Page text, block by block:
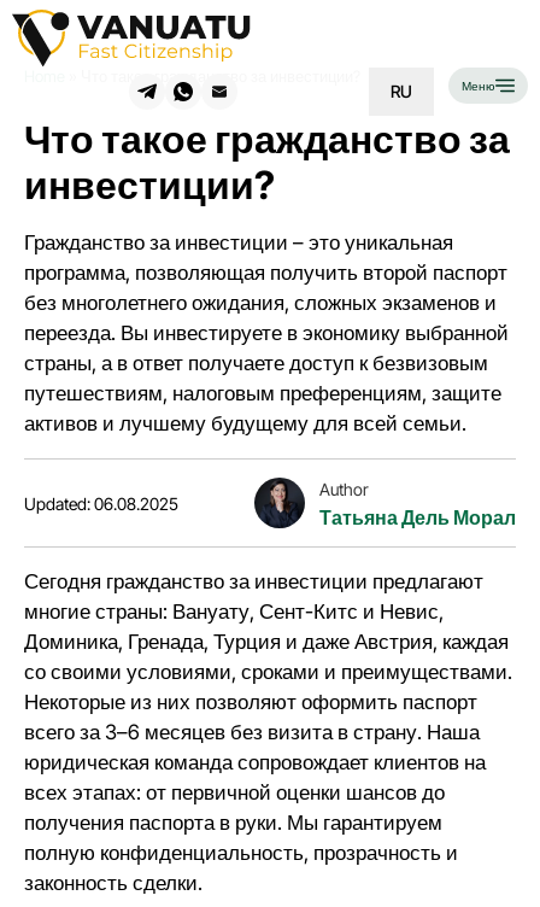
RU Меню
Что такое гражданство за
инвестиции?
Гражданство за инвестиции – это уникальная
программа, позволяющая получить второй паспорт
без многолетнего ожидания, сложных экзаменов и
переезда. Вы инвестируете в экономику выбранной
страны, а в ответ получаете доступ к безвизовым
путешествиям, налоговым преференциям, защите
активов и лучшему будущему для всей семьи.
Updated: 06.08.2025
Author
Татьяна Дель Морал
Сегодня гражданство за инвестиции предлагают
многие страны: Вануату, Сент-Китс и Невис,
Доминика, Гренада, Турция и даже Австрия, каждая
со своими условиями, сроками и преимуществами.
Некоторые из них позволяют оформить паспорт
всего за 3–6 месяцев без визита в страну. Наша
юридическая команда сопровождает клиентов на
всех этапах: от первичной оценки шансов до
получения паспорта в руки. Мы гарантируем
полную конфиденциальность, прозрачность и
законность сделки.